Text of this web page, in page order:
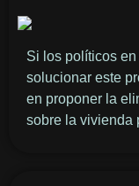
Si los políticos
solucionar este
en proponer la
sobre la vivienda